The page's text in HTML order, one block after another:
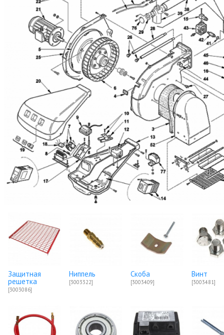
Защитная
решетка
[3003086]
Ниппель
[3003322]
Скоба
[3003409]
Винт
[3003481]